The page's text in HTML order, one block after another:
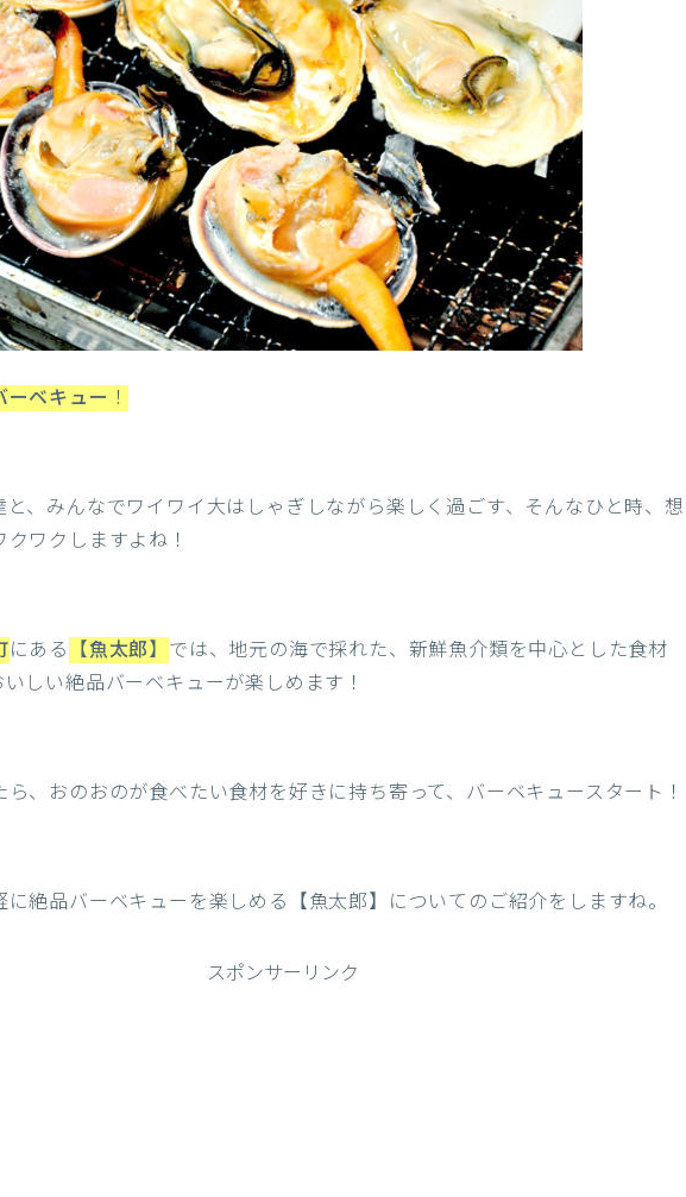
ーベキュー ！
と、みんなでワイワイ大はしゃぎしながら楽しく過ごす、そんなひと時、想
ワクしますよね！
にある 【魚太郎】 では、地元の海で採れた、新鮮魚介類を中心とした食材
しい絶品バーベキューが楽しめます！
、おのおのが食べたい食材を好きに持ち寄って、バーベキュースタート！
絶品バーベキューを楽しめる【魚太郎】についてのご紹介をしますね。
スポンサーリンク